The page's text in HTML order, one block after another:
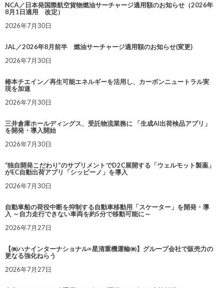
NCA／日本発国際航空貨物燃油サーチャージ適用額のお知らせ（2026年
8月1日適用 改定）
2026年7月30日
JAL／2026年8月前半 燃油サーチャージ適用額のお知らせ(変更)
2026年7月30日
椿本チエイン／再生可能エネルギーを活用し、カーボンニュートラル実
現を加速
2026年7月30日
三井倉庫ホールディングス、受託物流業務に 「生成AI出荷検品アプリ」
を開発・導入開始
2026年7月30日
“独自開発こだわり”のサプリメントでD2C展開する「ウェルモット製薬」
がEC自動出荷アプリ「シッピーノ」を導入
2026年7月30日
自動車船の荷役中断を抑制する自動車移動用「スケーター」を開発・導
入 ～自力走行できない車両を約5分で移動可能に～
2026年7月27日
【㈱ハナインターナショナル×星清重機運輸㈱】グループ会社で販売力の
更なる強化ねらう
2026年7月27日